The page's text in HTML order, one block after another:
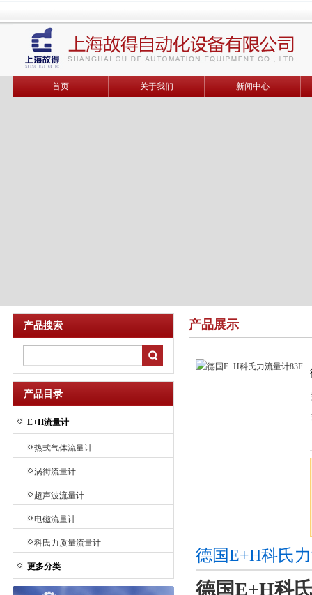
首页 关于我们 新闻中心
产品搜索
产品目录
E+H流量计
热式气体流量计
涡街流量计
超声波流量计
电磁流量计
科氏力质量流量计
更多分类
产品展示
德国E+H科氏
德国E+H科